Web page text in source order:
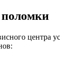
центра